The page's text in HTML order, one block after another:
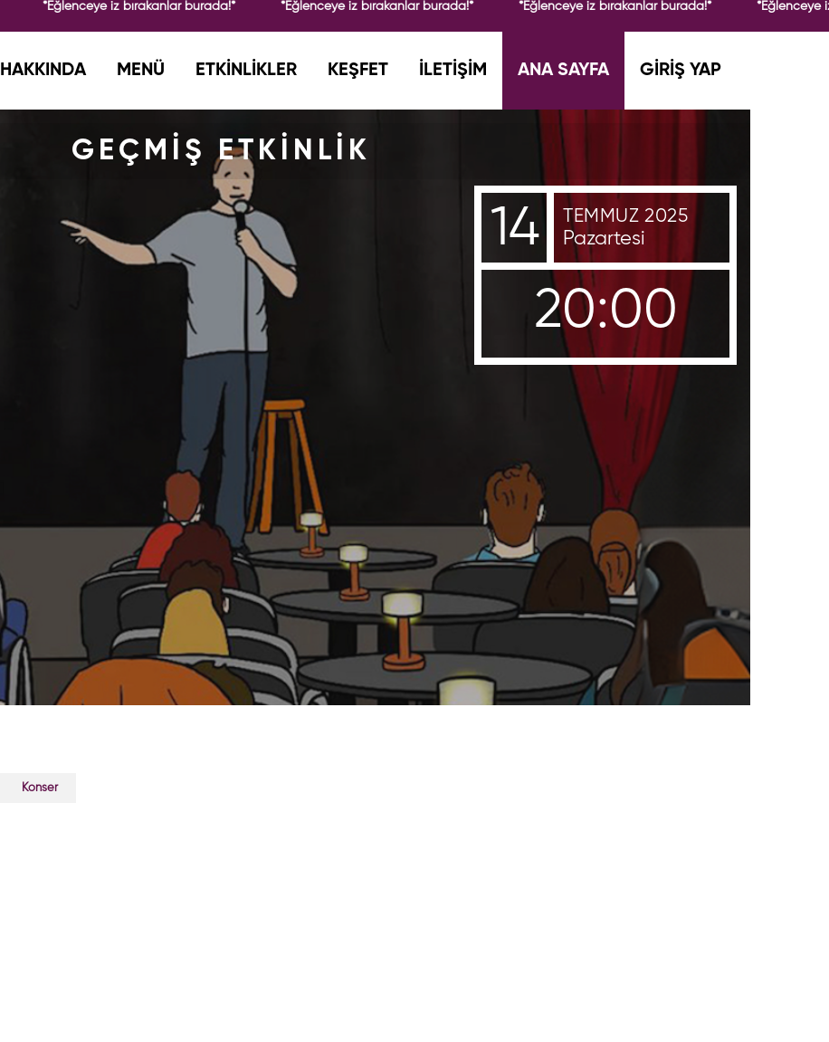
*Eğlenceye iz bırakanlar burada!* *Eğlenceye iz bırakanlar burada!* *Eğlenceye iz bırakanlar burada!* *Eğlenceye
HAKKINDA MENÜ ETKİNLİKLER KEŞFET İLETİŞİM ANA SAYFA GİRİŞ YAP
GEÇMİŞ ETKİNLİK
14 TEMMUZ 2025
Pazartesi
20:00
Konser